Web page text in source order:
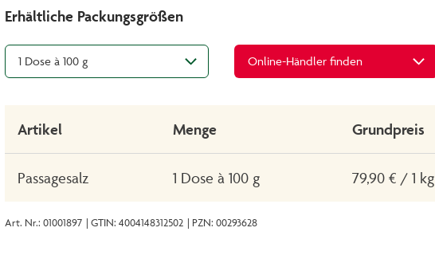
Erhältliche Packungsgrößen
1 Dose à 100 g Online-Händler finden
Artikel Menge Grundpreis
Passagesalz 1 Dose à 100 g 79,90 € / 1 kg
Art. Nr.: 01001897 | GTIN: 4004148312502 | PZN: 00293628